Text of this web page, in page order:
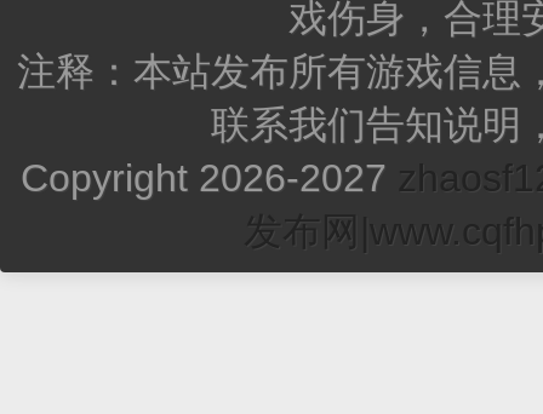
戏伤身，合理
注释：本站发布所有游戏信息
联系我们告知说明
Copyright 2026-2027
发布网